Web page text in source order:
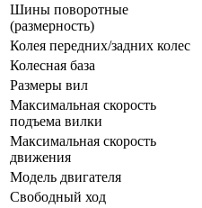
Шины поворотные
(размерность)
Колея передних/задних колес
Колесная база
Размеры вил
Максимальная скорость
подъема вилки
Максимальная скорость
движения
Модель двигателя
Свободный ход